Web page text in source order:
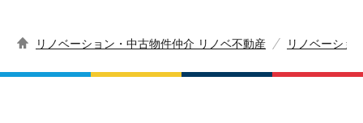
リノベーション・中古物件仲介 リノベ不動産 リノベーショ